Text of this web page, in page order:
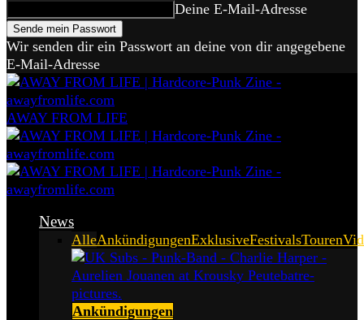
Deine E-Mail-Adresse
Wir senden dir ein Passwort an deine von dir angegebene
E-Mail-Adresse
AWAY FROM LIFE
News
AlleAnkündigungenExklusiveFestivalsTouren
Ankündigungen